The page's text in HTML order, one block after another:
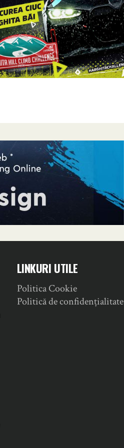
LINKURI UTILE
Politica Cookie
Politică de confidențialitate